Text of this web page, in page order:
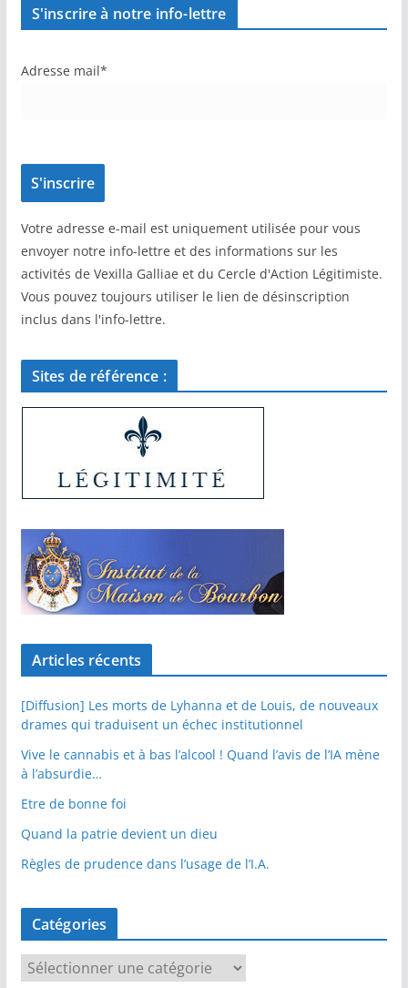
S'inscrire à notre info-lettre
Adresse mail*
Votre adresse e-mail est uniquement utilisée pour vous
envoyer notre info-lettre et des informations sur les
activités de Vexilla Galliae et du Cercle d'Action Légitimiste.
Vous pouvez toujours utiliser le lien de désinscription
inclus dans l'info-lettre.
Sites de référence :
Articles récents
[Diffusion] Les morts de Lyhanna et de Louis, de nouveaux
drames qui traduisent un échec institutionnel
Vive le cannabis et à bas l’alcool ! Quand l’avis de l’IA mène
à l’absurdie…
Etre de bonne foi
Quand la patrie devient un dieu
Règles de prudence dans l’usage de l’I.A.
Catégories